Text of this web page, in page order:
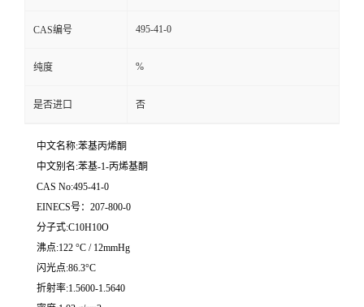
CAS编号 495-41-0
纯度 %
是否进口 否
中文名称:苯基丙烯酮
中文别名:苯基-1-丙烯基酮
CAS No:495-41-0
EINECS号：207-800-0
分子式:C10H10O
沸点:122 °C / 12mmHg
闪光点:86.3°C
折射率:1.5600-1.5640